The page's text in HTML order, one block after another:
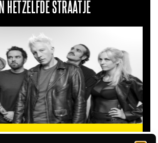
IN HETZELFDE STRAATJE